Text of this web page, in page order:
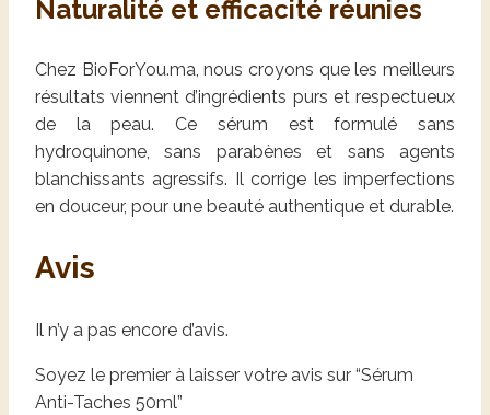
Naturalité et efficacité réunies
Chez BioForYou.ma, nous croyons que les meilleurs
résultats viennent d’ingrédients purs et respectueux
de la peau. Ce sérum est formulé sans
hydroquinone, sans parabènes et sans agents
blanchissants agressifs. Il corrige les imperfections
en douceur, pour une beauté authentique et durable.
Avis
Il n’y a pas encore d’avis.
Soyez le premier à laisser votre avis sur “Sérum
Anti-Taches 50ml”